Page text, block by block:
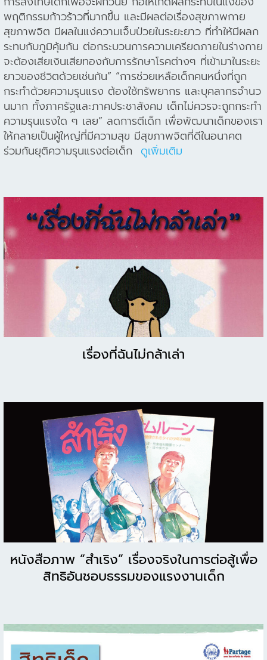
การลงโทษเด็กเพื่อจะฝึกวินัย ก่อให้เกิดผลกระทบในแง่ของ
พฤติกรรมก้าวร้าวที่มากขึ้น และมีผลต่อเรื่องสุขภาพกาย
สุขภาพจิต มีผลในแง่ความเจ็บป่วยในระยะยาว ที่ทำให้มีผลก
ระทบกับภูมิคุ้มกัน ต่อกระบวนการความเครียดภายในร่างกาย
จะต้องเสียเงินเสียทองกับการรักษาโรคต่างๆ ที่เข้ามาในระยะ
ยาวของชีวิตด้วยเช่นกัน” “การช่วยเหลือเด็กคนหนึ่งที่ถูก
กระทำด้วยความรุนแรง ต้องใช้ทรัพยากร และบุคลากรจํานว
นมาก ทั้งภาครัฐและภาคประชาสังคม เด็กไม่ควรจะถูกกระทํา
ความรุนแรงใด ๆ เลย” ลดการตีเด็ก เพื่อพัฒนาเด็กของเรา
ให้กลายเป็นผู้ใหญ่ที่มีความสุข มีสุขภาพจิตที่ดีในอนาคต
หนังสือภาพ “สำเริง” เรื่องจริงในการต่อสู้เพื่อ